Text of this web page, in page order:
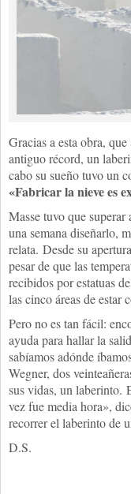
Gracias a esta obra,
antiguo récord, un
cabo su sueño tuvo un
«Fabricar la nieve es
Masse tuvo que
una semana diseñarlo,
relata. Desde su
pesar de que las
recibidos por estatuas
las cinco áreas de estar
Pero no es tan fácil:
ayuda para hallar la
sabíamos adónde
Wegner, dos
sus vidas, un laberinto.
vez fue media hora»,
recorrer el laberinto de
D.S.